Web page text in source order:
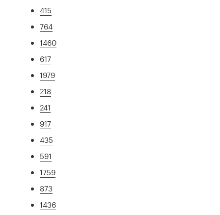
415
764
1460
617
1979
218
241
917
435
591
1759
873
1436